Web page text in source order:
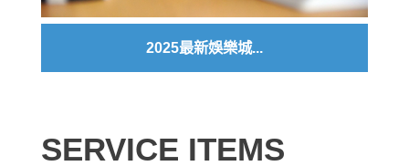
2025最新娛樂城...
SERVICE ITEMS